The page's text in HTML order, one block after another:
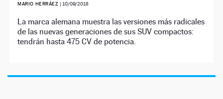
MARIO HERRÁEZ | 10/09/2018
La marca alemana muestra las versiones más radicales
de las nuevas generaciones de sus SUV compactos:
tendrán hasta 475 CV de potencia.